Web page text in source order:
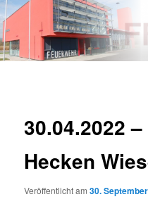
Zum
primären
Inhalt
springenFF Hirnsdorf
30.04.2022
Hecken
Veröffentlicht am30.